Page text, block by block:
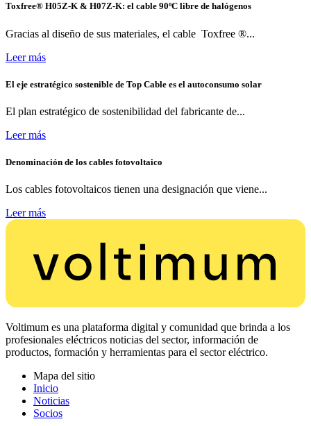
Toxfree® H05Z-K & H07Z-K: el cable 90ºC libre de halógenos
Gracias al diseño de sus materiales, el cable Toxfree ®...
Leer más
El eje estratégico sostenible de Top Cable es el autoconsumo solar
El plan estratégico de sostenibilidad del fabricante de...
Leer más
Denominación de los cables fotovoltaico
Los cables fotovoltaicos tienen una designación que viene...
Leer más
Voltimum es una plataforma digital y comunidad que brinda a los
profesionales eléctricos noticias del sector, información de
productos, formación y herramientas para el sector eléctrico.
Mapa del sitio
Inicio
Noticias
Socios